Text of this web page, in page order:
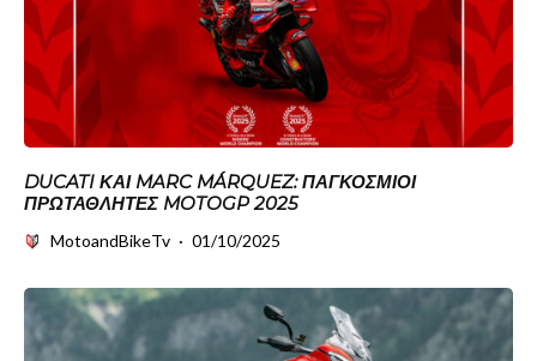
DUCATI ΚΑΙ MARC MÁRQUEZ: ΠΑΓΚΌΣΜΙΟΙ
ΠΡΩΤΑΘΛΗΤΈΣ MOTOGP 2025
MotoandBikeTv · 01/10/2025